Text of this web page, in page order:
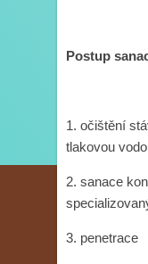
Postup
1. očištění
tlakovou
2. sanace
3. penetrace